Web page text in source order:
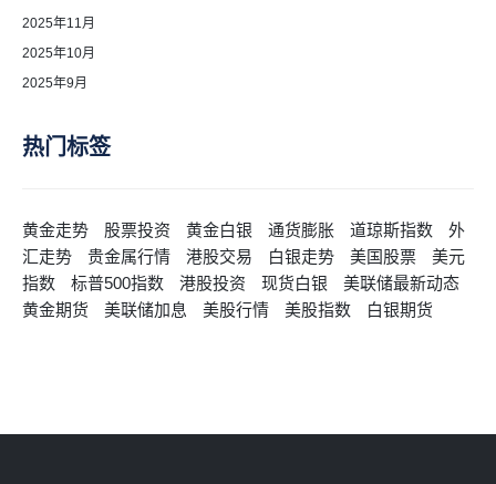
2025年11月
2025年10月
2025年9月
热门标签
黄金走势 股票投资 黄金白银 通货膨胀 道琼斯指数
外
汇走势
贵金属行情 港股交易 白银走势 美国股票
美元
指数
标普500指数 港股投资 现货白银
美联储最新动态
黄金期货
美联储加息 美股行情 美股指数 白银期货